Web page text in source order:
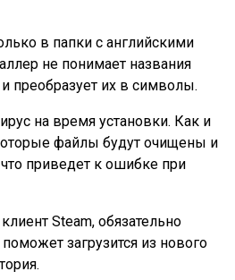
в папки с английскими
не понимает названия
преобразует их в символы.
на время установки. Как и
файлы будут очищены и
приведет к ошибке при
Steam, обязательно
загрузится из нового